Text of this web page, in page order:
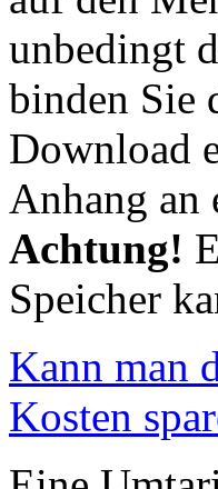
unbedingt
binden Sie
Download
Anhang an
Achtung!
Speicher
Kann man
Kosten